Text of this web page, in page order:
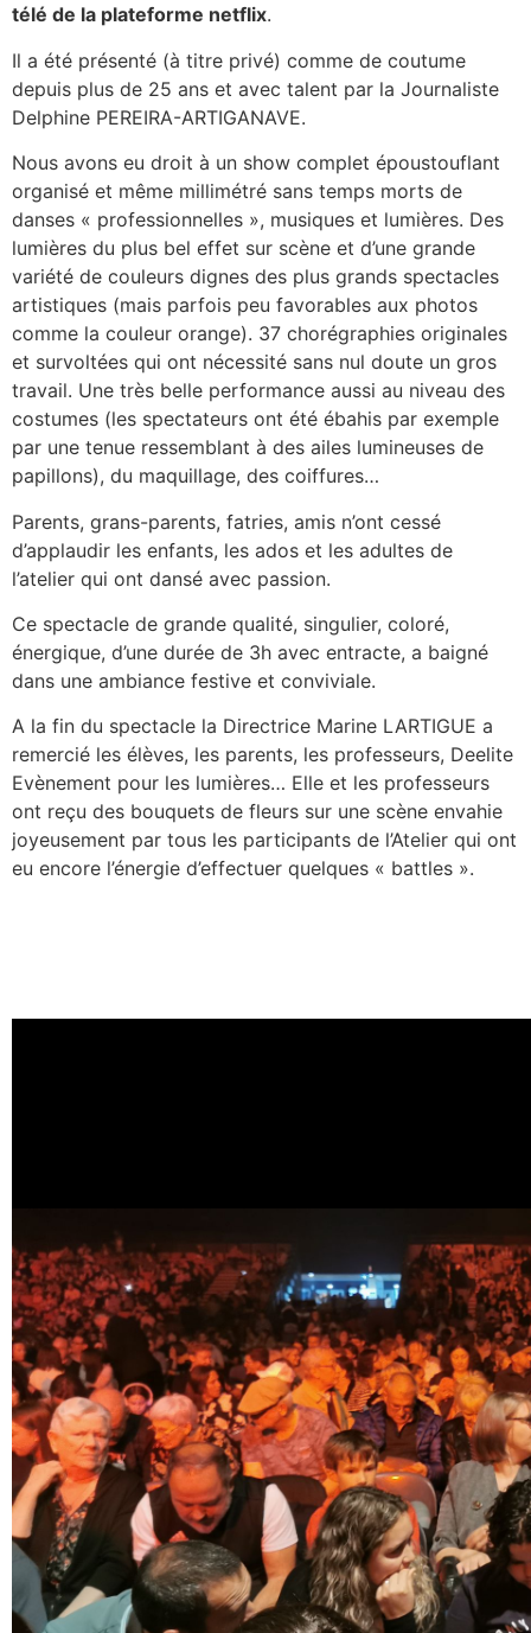
télé de la plateforme netflix.
Il a été présenté (à titre privé) comme de coutume
depuis plus de 25 ans et avec talent par la Journaliste
Delphine PEREIRA-ARTIGANAVE.
Nous avons eu droit à un show complet époustouflant
organisé et même millimétré sans temps morts de
danses « professionnelles », musiques et lumières. Des
lumières du plus bel effet sur scène et d’une grande
variété de couleurs dignes des plus grands spectacles
artistiques (mais parfois peu favorables aux photos
comme la couleur orange). 37 chorégraphies originales
et survoltées qui ont nécessité sans nul doute un gros
travail. Une très belle performance aussi au niveau des
costumes (les spectateurs ont été ébahis par exemple
par une tenue ressemblant à des ailes lumineuses de
papillons), du maquillage, des coiffures…
Parents, grans-parents, fatries, amis n’ont cessé
d’applaudir les enfants, les ados et les adultes de
l’atelier qui ont dansé avec passion.
Ce spectacle de grande qualité, singulier, coloré,
énergique, d’une durée de 3h avec entracte, a baigné
dans une ambiance festive et conviviale.
A la fin du spectacle la Directrice Marine LARTIGUE a
remercié les élèves, les parents, les professeurs, Deelite
Evènement pour les lumières… Elle et les professeurs
ont reçu des bouquets de fleurs sur une scène envahie
joyeusement par tous les participants de l’Atelier qui ont
eu encore l’énergie d’effectuer quelques « battles ».